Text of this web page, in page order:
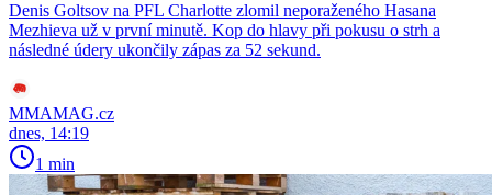
Denis Goltsov na PFL Charlotte zlomil neporaženého Hasana
Mezhieva už v první minutě. Kop do hlavy při pokusu o strh a
následné údery ukončily zápas za 52 sekund.
MMAMAG.cz
dnes, 14:19
1 min